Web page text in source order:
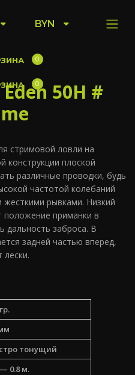
BYN
0
0
Eden 50H #
стримовой ловли на
конструкции плоской
различные проводки, будь
частотой колебаний
жесткими рывками. Низкий
положение приманки в
дальность заброса. В
задней частью вперед,
лески.
тонущий
0.8 м.